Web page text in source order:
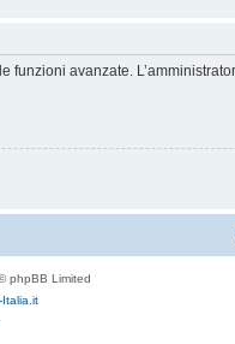
avanzate.
phpBB Limited